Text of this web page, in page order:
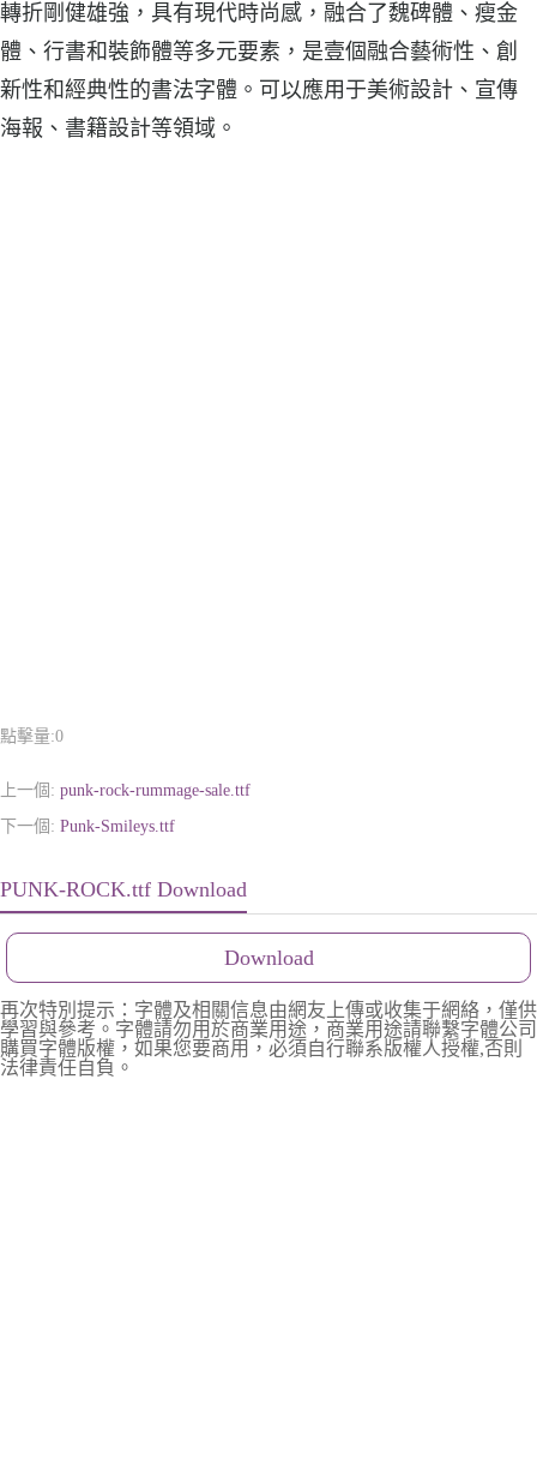
轉折剛健雄強，具有現代時尚感，融合了魏碑體、瘦金
體、行書和裝飾體等多元要素，是壹個融合藝術性、創
新性和經典性的書法字體。可以應用于美術設計、宣傳
海報、書籍設計等領域。
點擊量:0
上一個: punk-rock-rummage-sale.ttf
下一個: Punk-Smileys.ttf
PUNK-ROCK.ttf Download
Download
再次特別提示：字體及相關信息由網友上傳或收集于網絡，僅供
學習與參考。字體請勿用於商業用途，商業用途請聯繫字體公司
購買字體版權，如果您要商用，必須自行聯系版權人授權,否則
法律責任自負。